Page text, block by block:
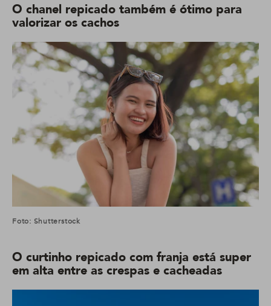
O chanel repicado também é ótimo para
valorizar os cachos
Foto: Shutterstock
O curtinho repicado com franja está super
em alta entre as crespas e cacheadas